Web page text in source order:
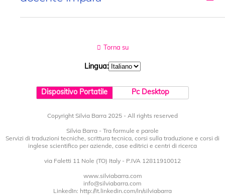
Torna su
Lingua:
Dispositivo Portatile Pc Desktop
Copyright Silvia Barra 2025 - All rights reserved
Silvia Barra - Tra formule e parole
Servizi di traduzioni tecniche, scrittura tecnica, corsi sulla traduzione e corsi di
inglese scientifico per aziende, case editrici e centri di ricerca
via Faletti 11 Nole (TO) Italy - P.IVA 12811910012
www.silviabarra.com
info@silviabarra.com
LinkedIn: http://it.linkedin.com/in/silviabarra